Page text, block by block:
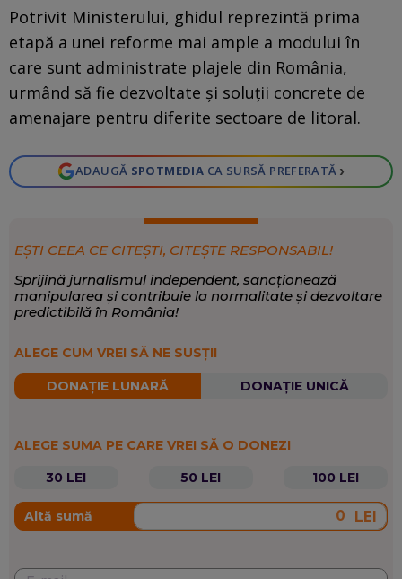
Potrivit Ministerului, ghidul reprezintă prima
etapă a unei reforme mai ample a modului în
care sunt administrate plajele din România,
urmând să fie dezvoltate și soluții concrete de
amenajare pentru diferite sectoare de litoral.
ADAUGĂ SPOTMEDIA CA SURSĂ PREFERATĂ ›
EȘTI CEEA CE CITEȘTI, CITEȘTE RESPONSABIL!
Sprijină jurnalismul independent, sancționează
manipularea și contribuie la normalitate și dezvoltare
predictibilă în România!
ALEGE CUM VREI SĂ NE SUSȚII
DONAȚIE LUNARĂ DONAȚIE UNICĂ
ALEGE SUMA PE CARE VREI SĂ O DONEZI
30 LEI
50 LEI 100 LEI
Altă sumă LEI